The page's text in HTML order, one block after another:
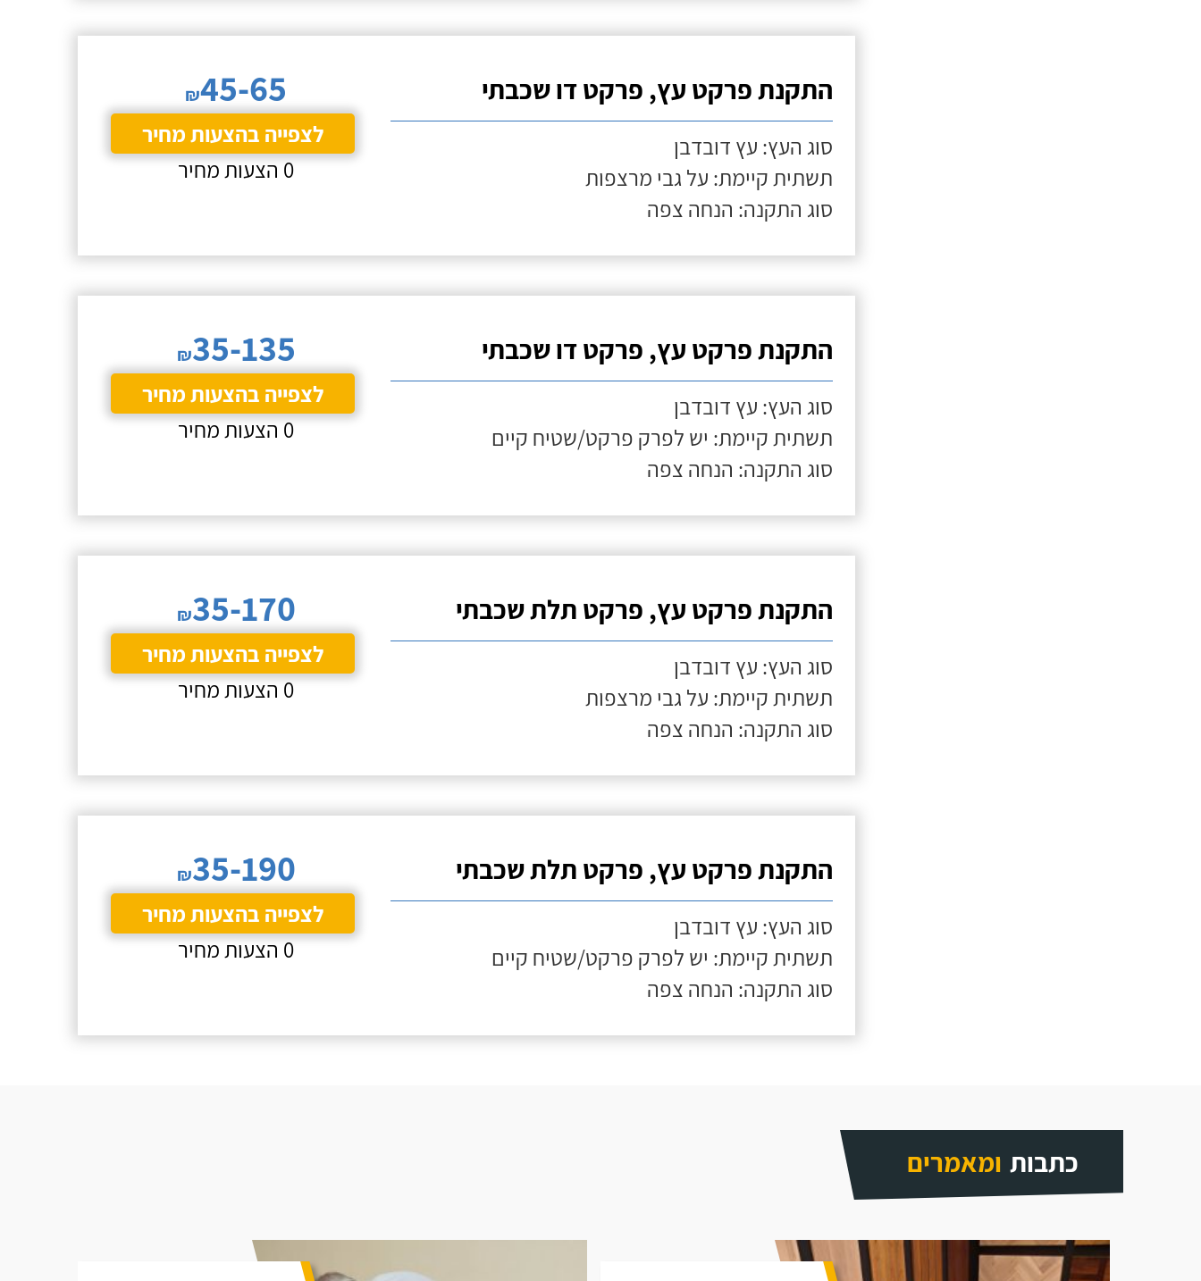
התקנת פרקט עץ, פרקט דו שכבתי
סוג העץ: עץ דובדבן
תשתית קיימת: על גבי מרצפות
סוג התקנה: הנחה צפה
₪45-65
לצפייה בהצעות מחיר
0 הצעות מחיר
התקנת פרקט עץ, פרקט דו שכבתי
סוג העץ: עץ דובדבן
תשתית קיימת: יש לפרק פרקט/שטיח קיים
סוג התקנה: הנחה צפה
₪35-135
לצפייה בהצעות מחיר
0 הצעות מחיר
התקנת פרקט עץ, פרקט תלת שכבתי
סוג העץ: עץ דובדבן
תשתית קיימת: על גבי מרצפות
סוג התקנה: הנחה צפה
₪35-170
לצפייה בהצעות מחיר
0 הצעות מחיר
התקנת פרקט עץ, פרקט תלת שכבתי
סוג העץ: עץ דובדבן
תשתית קיימת: יש לפרק פרקט/שטיח קיים
סוג התקנה: הנחה צפה
₪35-190
לצפייה בהצעות מחיר
0 הצעות מחיר
כתבות ומאמרים